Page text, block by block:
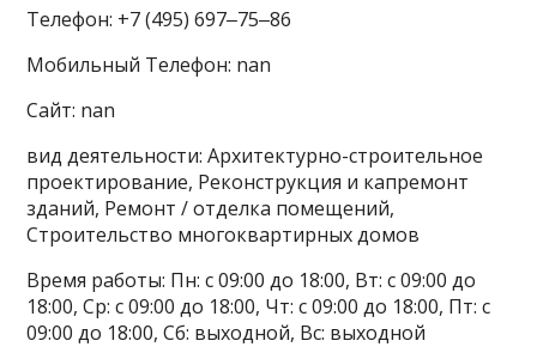
Телефон: +7 (495) 697‒75‒86
Мобильный Телефон: nan
Сайт: nan
вид деятельности: Архитектурно-строительное
проектирование, Реконструкция и капремонт
зданий, Ремонт / отделка помещений,
Строительство многоквартирных домов
Время работы: Пн: с 09:00 до 18:00, Вт: с 09:00 до
18:00, Ср: с 09:00 до 18:00, Чт: с 09:00 до 18:00, Пт: с
09:00 до 18:00, Сб: выходной, Вс: выходной